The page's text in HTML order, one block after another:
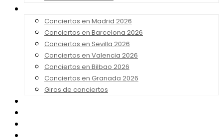
Conciertos en Madrid 2026
Conciertos en Barcelona 2026
Conciertos en Sevilla 2026
Conciertos en Valencia 2026
Conciertos en Bilbao 2026
Conciertos en Granada 2026
Giras de conciertos